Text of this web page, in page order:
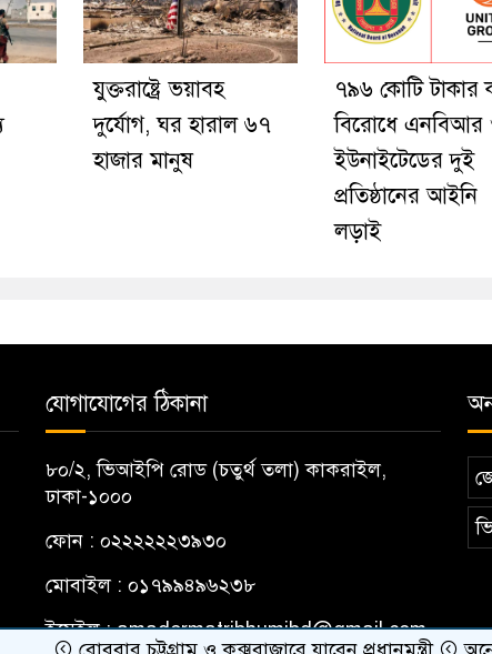
যুক্তরাষ্ট্রে ভয়াবহ
দুর্যোগ, ঘর হারাল ৬৭
হাজার মানুষ
৭৯৬ কোটি টাকার
বিরোধে এনবিআর
ইউনাইটেডের দুই
প্রতিষ্ঠানের আইনি
লড়াই
যোগাযোগের ঠিকানা
৮০/২, ভিআইপি রোড (চতুর্থ তলা) কাকরাইল,
ঢাকা-১০০০
ফোন : ০২২২২২২৩৯৩০
মোবাইল : ০১৭৯৯৪৯৬২৩৮
ইমেইল :amadermatribhumibd@gmail.com